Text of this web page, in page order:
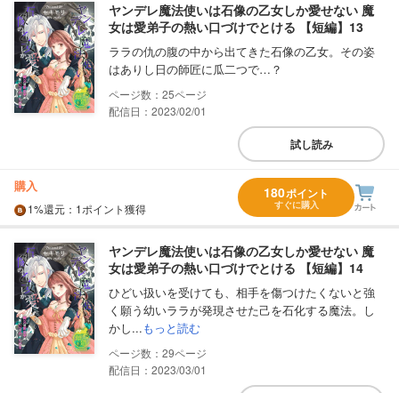
ヤンデレ魔法使いは石像の乙女しか愛せない 魔
女は愛弟子の熱い口づけでとける 【短編】13
ララの仇の腹の中から出てきた石像の乙女。その姿
はありし日の師匠に瓜二つで…？
25
配信日：2023/02/01
試し読み
購入
1%還元 ：1ポイント獲得
180ポイント
すぐに購入
ヤンデレ魔法使いは石像の乙女しか愛せない 魔
女は愛弟子の熱い口づけでとける 【短編】14
ひどい扱いを受けても、相手を傷つけたくないと強
く願う幼いララが発現させた己を石化する魔法。し
かし...もっと読む
29
配信日：2023/03/01